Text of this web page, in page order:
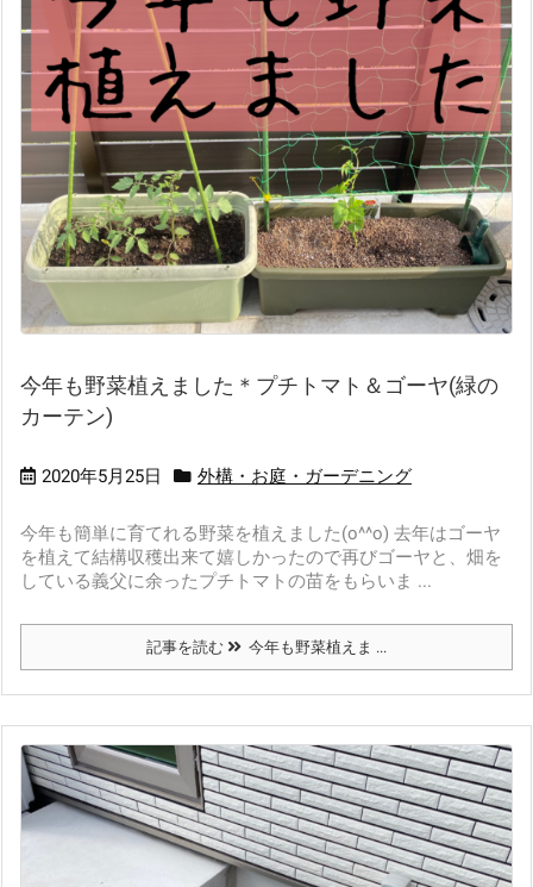
今年も野菜植えました＊プチトマト＆ゴーヤ(緑の
カーテン)
2020年5月25日 外構・お庭・ガーデニング
今年も簡単に育てれる野菜を植えました(o^^o) 去年はゴーヤ
を植えて結構収穫出来て嬉しかったので再びゴーヤと、畑を
している義父に余ったプチトマトの苗をもらいま ...
記事を読む 今年も野菜植えま ...